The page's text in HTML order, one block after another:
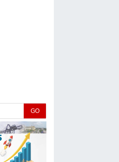
GO